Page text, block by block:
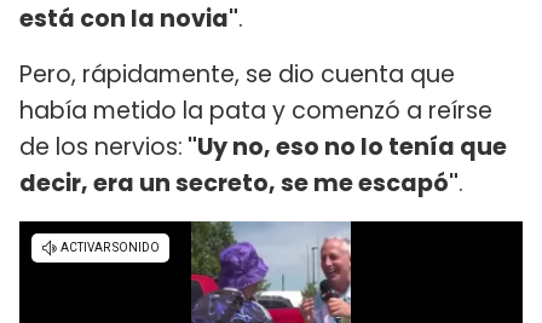
está con la novia".
Pero, rápidamente, se dio cuenta que
había metido la pata y comenzó a reírse
de los nervios: "Uy no, eso no lo tenía que
decir, era un secreto, se me escapó".